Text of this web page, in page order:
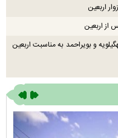
از اربعین
و بویراحمد به مناسبت اربعین